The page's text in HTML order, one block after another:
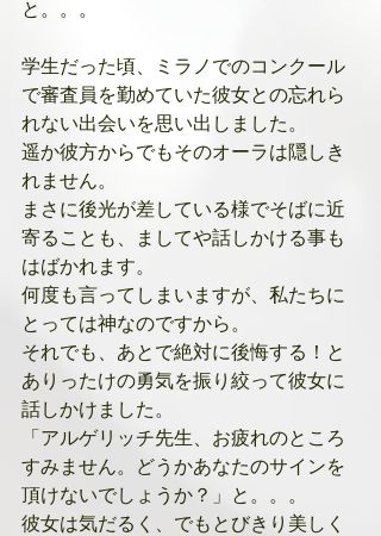
と。。。
学生だった頃、ミラノでのコンクール
で審査員を勤めていた彼女との忘れら
れない出会いを思い出しました。
遥か彼方からでもそのオーラは隠しき
れません。
まさに後光が差している様でそばに近
寄ることも、ましてや話しかける事も
はばかれます。
何度も言ってしまいますが、私たちに
とっては神なのですから。
それでも、あとで絶対に後悔する！と
ありったけの勇気を振り絞って彼女に
話しかけました。
「アルゲリッチ先生、お疲れのところ
すみません。どうかあなたのサインを
頂けないでしょうか？」と。。。
彼女は気だるく、でもとびきり美しく